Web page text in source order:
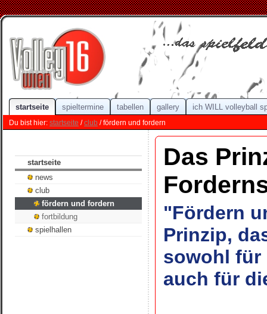
startseite spieltermine tabellen gallery ich WILL volleyball
Du bist hier: startseite /club / fördern und fordern
startseite
news
club
fördern und fordern
fortbildung
spielhallen
Das
"Fördern
Prinzip,
sowohl für
auch für